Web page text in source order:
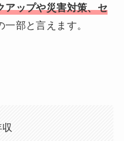
アップや災害対策、セ
部と言えます。